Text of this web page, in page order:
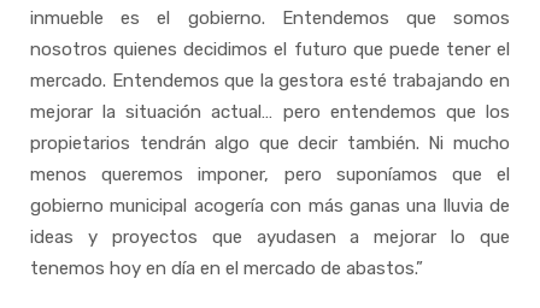
inmueble es el gobierno. Entendemos que somos
nosotros quienes decidimos el futuro que puede tener el
mercado. Entendemos que la gestora esté trabajando en
mejorar la situación actual… pero entendemos que los
propietarios tendrán algo que decir también. Ni mucho
menos queremos imponer, pero suponíamos que el
gobierno municipal acogería con más ganas una lluvia de
ideas y proyectos que ayudasen a mejorar lo que
tenemos hoy en día en el mercado de abastos.”